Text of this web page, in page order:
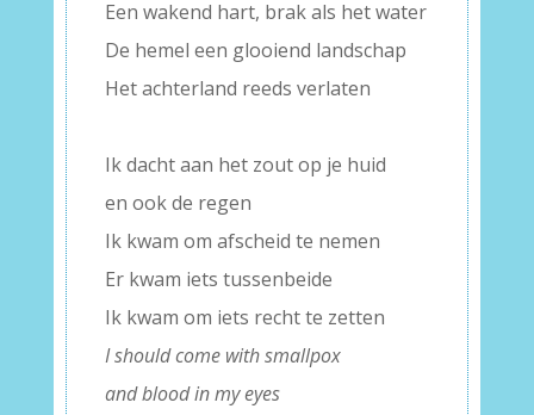
Een wakend hart, brak als het water
De hemel een glooiend landschap
Het achterland reeds verlaten
Ik dacht aan het zout op je huid
en ook de regen
Ik kwam om afscheid te nemen
Er kwam iets tussenbeide
Ik kwam om iets recht te zetten
I should come with smallpox
and blood in my eyes